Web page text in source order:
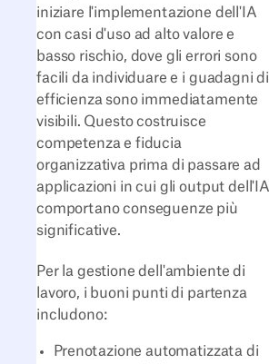
iniziare l'implementazione dell'IA
con casi d'uso ad alto valore e
basso rischio, dove gli errori sono
facili da individuare e i guadagni di
efficienza sono immediatamente
visibili. Questo costruisce
competenza e fiducia
organizzativa prima di passare ad
applicazioni in cui gli output dell'IA
comportano conseguenze più
significative.
Per la gestione dell'ambiente di
lavoro, i buoni punti di partenza
includono:
Prenotazione automatizzata di